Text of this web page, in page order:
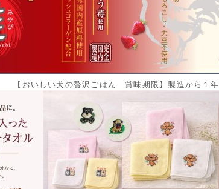
【おいしい犬の贅沢ごはん 賞味期限】製造から１年